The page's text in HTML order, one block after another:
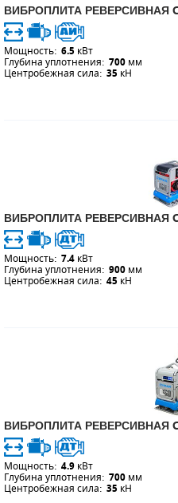
ВИБРОПЛИТА РЕВЕРСИВНАЯ
Мощность: 6.5 кВт
Глубина уплотнения: 700 мм
Центробежная сила: 35 кН
ВИБРОПЛИТА РЕВЕРСИВНАЯ
Мощность: 7.4 кВт
Глубина уплотнения: 900 мм
Центробежная сила: 45 кН
ВИБРОПЛИТА РЕВЕРСИВНАЯ
Мощность: 4.9 кВт
Глубина уплотнения: 700 мм
Центробежная сила: 35 кН
СМЕННЫЕ ЭЛЕМЕНТЫ
ФИЛЬТРОВ
ДЛЯ АДСОРБЦИОННЫХ
ДЕТАЛИ ДВС
ФИЛЬТРЫ ТОПЛИВНЫЕ
МОТОРНОЕ МАСЛО
ДЕТАЛИ ПОРШНЕВЫХ
ДЕТАЛИ СПИРАЛЬНЫХ
ДЕТАЛИ НАСОСНОЙ ЧАСТИ